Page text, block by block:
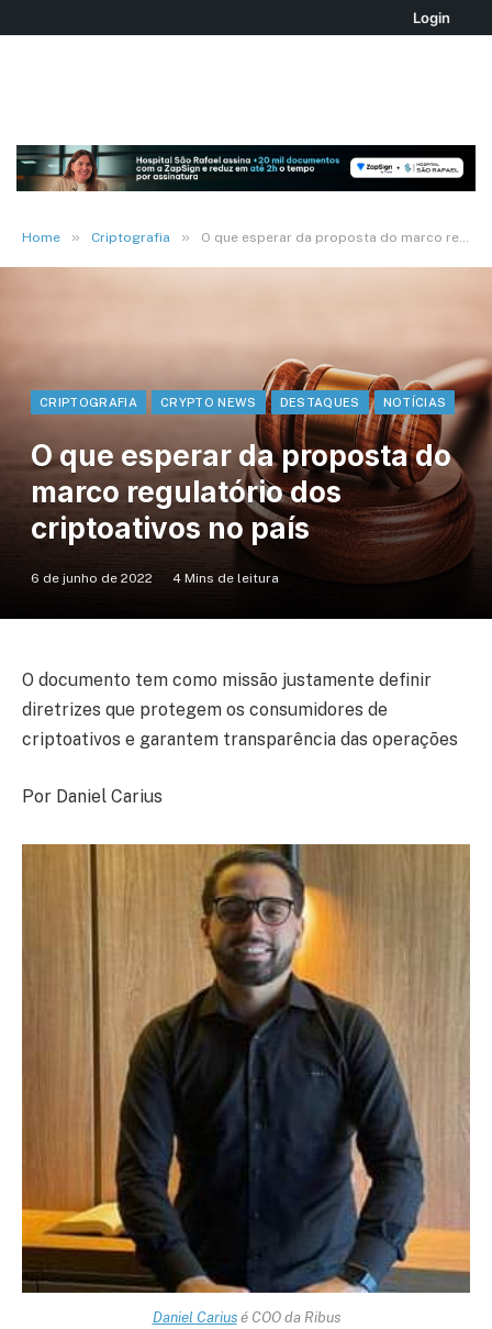
Login
Home » Criptografia » O que esperar da proposta do marco regulatório dos criptoativos no país
CRIPTOGRAFIA CRYPTO NEWS DESTAQUES NOTÍCIAS
O que esperar da proposta do
marco regulatório dos
criptoativos no país
6 de junho de 2022 4 Mins de leitura
O documento tem como missão justamente definir
diretrizes que protegem os consumidores de
criptoativos e garantem transparência das operações
Por Daniel Carius
Daniel Cariusé COO da Ribus